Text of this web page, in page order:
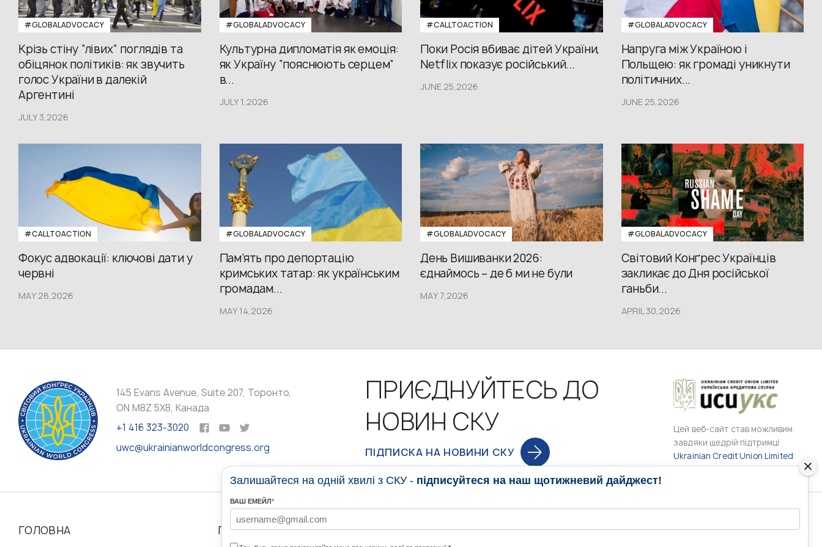
#GLOBALADVOCACY
Крізь стіну “лівих” поглядів та
обіцянок політиків: як звучить
голос України в далекій
Аргентині
JULY 3,2026
#GLOBALADVOCACY
Культурна дипломатія як емоція:
як Україну “пояснюють серцем”
в...
JULY 1,2026
#CALLTOACTION
Поки Росія вбиває дітей України,
Netflix показує російський...
JUNE 25,2026
#GLOBALADVOCACY
Напруга між Україною і
Польщею: як громаді уникнути
політичних...
JUNE 25,2026
#CALLTOACTION
Фокус адвокації: ключові дати у
червні
MAY 28,2026
#GLOBALADVOCACY
Пам’ять про депортацію
кримських татар: як українським
громадам...
MAY 14,2026
#GLOBALADVOCACY
День Вишиванки 2026:
єднаймось – де б ми не були
MAY 7,2026
#GLOBALADVOCACY
Світовий Конґрес Українців
закликає до Дня російської
ганьби...
APRIL 30,2026
145 Evans Avenue, Suite 207, Торонто,
ON M8Z 5X8, Канада
+1 416 323-3020
uwc@ukrainianworldcongress.org
ПРИЄДНУЙТЕСЬ ДО
НОВИН СКУ
ПІДПИСКА НА НОВИНИ СКУ
Цей веб-сайт став можливим
завдяки щедрій підтримці
Ukrainian Credit Union Limited
ГОЛОВНА ПРО НАС НОВИНИ ПРОГРАМИ МЕДІА КОНТАКТИ
Залишайтеся на одній хвилі з СКУ - підписуйтеся на наш щотижневий дайджест!
ВАШ ЕМЕЙЛ*